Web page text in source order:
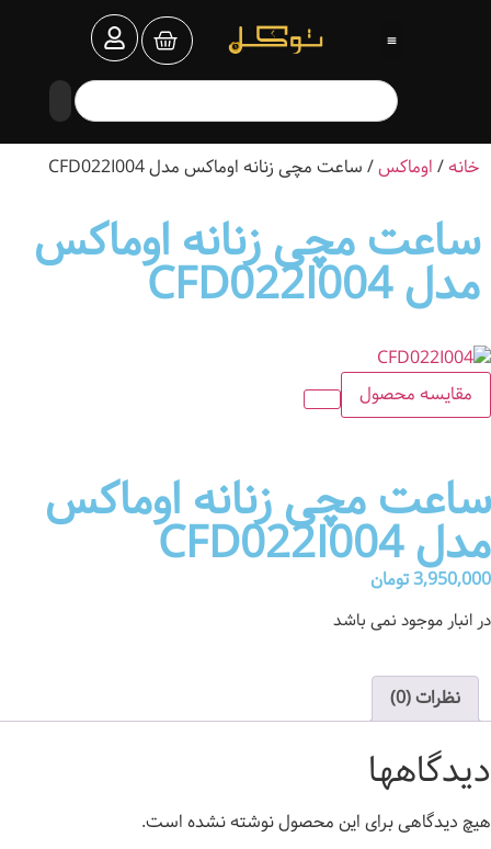
خانه/ اوماکس/ ساعت مچی زنانه اوماکس مدل CFD022I004
ساعت مچی زنانه اوماکس
مدل CFD022I004
مقایسه محصول
ساعت مچی زنانه اوماکس
مدل CFD022I004
3,950,000تومان
در انبار موجود نمی باشد
نظرات (0)
دیدگاهها
هیچ دیدگاهی برای این محصول نوشته نشده است.